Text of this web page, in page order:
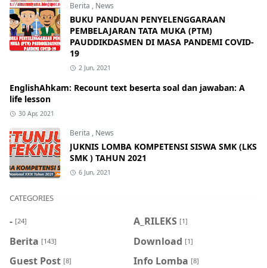
Berita , News
BUKU PANDUAN PENYELENGGARAAN
PEMBELAJARAN TATA MUKA (PTM)
PAUDDIKDASMEN DI MASA PANDEMI COVID-
19
2 Jun, 2021
EnglishAhkam: Recount text beserta soal dan jawaban: A
life lesson
30 Apr, 2021
Berita , News
JUKNIS LOMBA KOMPETENSI SISWA SMK (LKS
SMK ) TAHUN 2021
6 Jun, 2021
CATEGORIES
- [24] A_RILEKS [1]
Berita [143] Download [1]
Guest Post [8] Info Lomba [8]